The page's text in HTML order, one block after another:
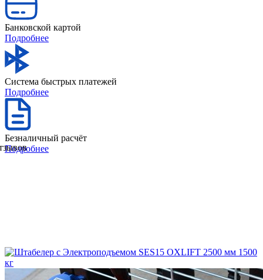
Банковской картой
Подробнее
Система быстрых платежей
Подробнее
Безналичный расчёт
Подробнее